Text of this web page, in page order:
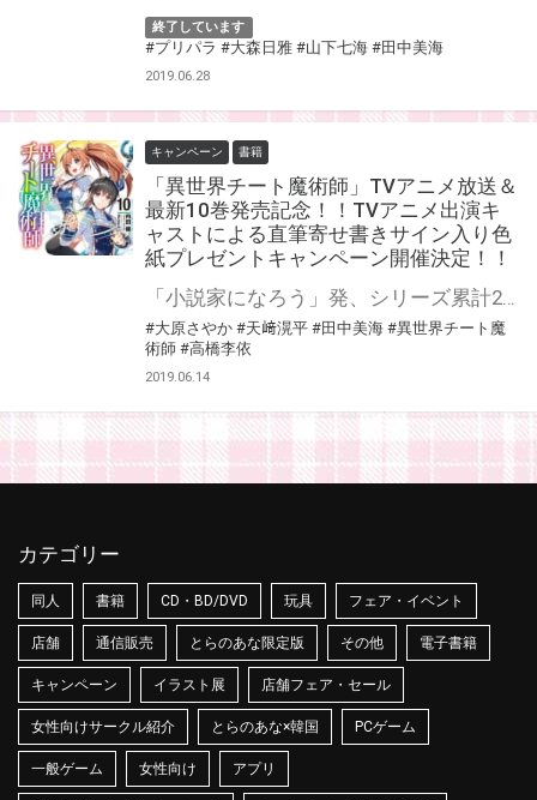
終了しています
#プリパラ #大森日雅 #山下七海 #田中美海
2019.06.28
キャンペーン 書籍
「異世界チート魔術師」TVアニメ放送＆
最新10巻発売記念！！TVアニメ出演キ
ャストによる直筆寄せ書きサイン入り色
紙プレゼントキャンペーン開催決定！！
#大原さやか #天﨑滉平 #田中美海 #異世界チート魔
術師 #高橋李依
2019.06.14
カテゴリー
同人 書籍 CD・BD/DVD 玩具 フェア・イベント
店舗 通信販売 とらのあな限定版 その他 電子書籍
キャンペーン イラスト展 店舗フェア・セール
女性向けサークル紹介 とらのあな×韓国 PCゲーム
一般ゲーム 女性向け アプリ